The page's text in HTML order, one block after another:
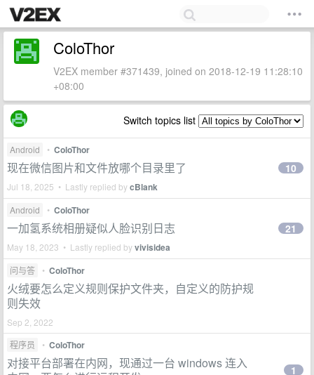
ColoThor
V2EX member #371439, joined on 2018-12-19 11:28:10
+08:00
Switch topics list
Android • ColoThor
现在微信图片和文件放哪个目录里了
Jul 18, 2025 • Lastly replied bycBlank
10
Android • ColoThor
一加氢系统相册疑似人脸识别日志
May 18, 2023 • Lastly replied byvivisidea
21
问与答 • ColoThor
火绒要怎么定义规则保护文件夹，自定义的防护规
则失效
Sep 2, 2022
程序员
• ColoThor
对接平台部署在内网，现通过一台 windows 连入
1